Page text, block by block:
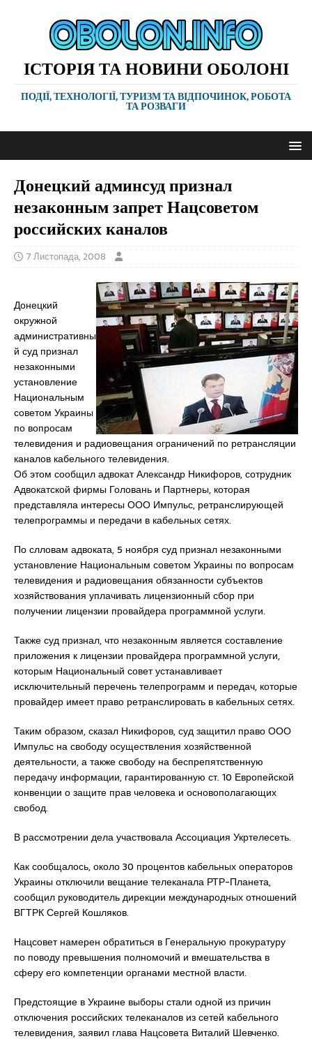
ІСТОРІЯ ТА НОВИНИ ОБОЛОНІ
ПОДІЇ, ТЕХНОЛОГІЇ, ТУРИЗМ ТА ВІДПОЧИНОК, РОБОТА
ТА РОЗВАГИ
Донецкий админсуд признал
незаконным запрет Нацсоветом
российских каналов
7 Листопада, 2008
Донецкий
окружной
административны
й суд признал
незаконными
установление
Национальным
советом Украины
по вопросам
телевидения и радиовещания ограничений по ретрансляции
каналов кабельного телевидения.
Об этом сообщил адвокат Александр Никифоров, сотрудник
Адвокатской фирмы Головань и Партнеры, которая
представляла интересы ООО Импульс, ретранслирующей
телепрограммы и передачи в кабельных сетях.
По слловам адвоката, 5 ноября суд признал незаконными
установление Национальным советом Украины по вопросам
телевидения и радиовещания обязанности субъектов
хозяйствования уплачивать лицензионный сбор при
получении лицензии провайдера программной услуги.
Также суд признал, что незаконным является составление
приложения к лицензии провайдера программной услуги,
которым Национальный совет устанавливает
исключительный перечень телепрограмм и передач, которые
провайдер имеет право ретранслировать в кабельных сетях.
Таким образом, сказал Никифоров, суд защитил право ООО
Импульс на свободу осуществления хозяйственной
деятельности, а также свободу на беспрепятственную
передачу информации, гарантированную ст. 10 Европейской
конвенции о защите прав человека и основополагающих
свобод.
В рассмотрении дела участвовала Ассоциация Укртелесеть.
Как сообщалось, около 30 процентов кабельных операторов
Украины отключили вещание телеканала РТР-Планета,
сообщил руководитель дирекции международных отношений
ВГТРК Сергей Кошляков.
Нацсовет намерен обратиться в Генеральную прокуратуру
по поводу превышения полномочий и вмешательства в
сферу его компетенции органами местной власти.
Предстоящие в Украине выборы стали одной из причин
отключения российских телеканалов из сетей кабельного
телевидения, заявил глава Нацсовета Виталий Шевченко.